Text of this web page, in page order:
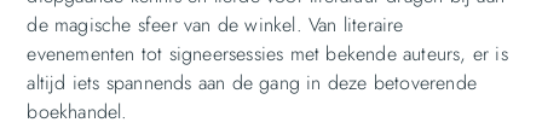
de magische sfeer van de winkel. Van literaire
evenementen tot signeersessies met bekende auteurs, er is
altijd iets spannends aan de gang in deze betoverende
boekhandel.